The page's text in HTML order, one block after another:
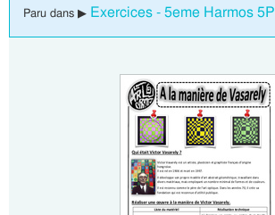
Paru dans ▶ Exercices - 5eme Harmos 5P